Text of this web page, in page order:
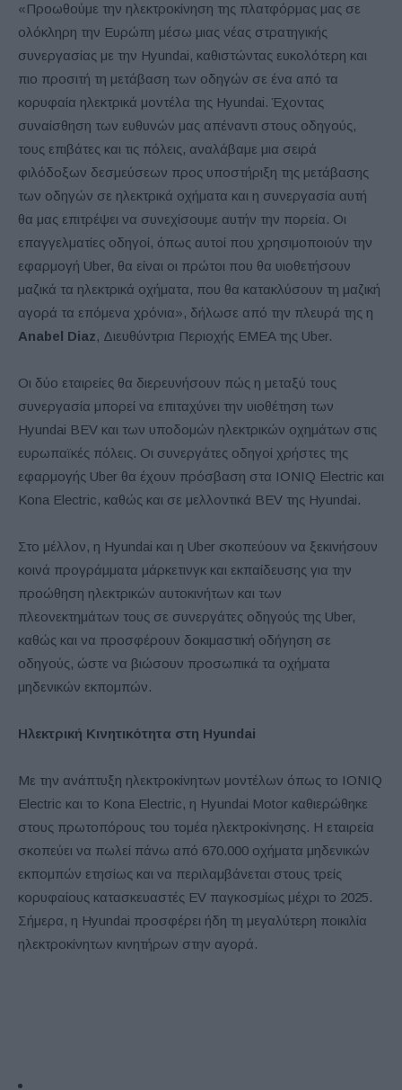
«Προωθούμε την ηλεκτροκίνηση της πλατφόρμας μας σε
ολόκληρη την Ευρώπη μέσω μιας νέας στρατηγικής
συνεργασίας με την Hyundai, καθιστώντας ευκολότερη και
πιο προσιτή τη μετάβαση των οδηγών σε ένα από τα
κορυφαία ηλεκτρικά μοντέλα της Hyundai. Έχοντας
συναίσθηση των ευθυνών μας απέναντι στους οδηγούς,
τους επιβάτες και τις πόλεις, αναλάβαμε μια σειρά
φιλόδοξων δεσμεύσεων προς υποστήριξη της μετάβασης
των οδηγών σε ηλεκτρικά οχήματα και η συνεργασία αυτή
θα μας επιτρέψει να συνεχίσουμε αυτήν την πορεία. Οι
επαγγελματίες οδηγοί, όπως αυτοί που χρησιμοποιούν την
εφαρμογή Uber, θα είναι οι πρώτοι που θα υιοθετήσουν
μαζικά τα ηλεκτρικά οχήματα, που θα κατακλύσουν τη μαζική
αγορά τα επόμενα χρόνια», δήλωσε από την πλευρά της η
Anabel Diaz, Διευθύντρια Περιοχής EMEA της Uber.
Οι δύο εταιρείες θα διερευνήσουν πώς η μεταξύ τους
συνεργασία μπορεί να επιταχύνει την υιοθέτηση των
Hyundai BEV και των υποδομών ηλεκτρικών οχημάτων στις
ευρωπαϊκές πόλεις. Οι συνεργάτες οδηγοί χρήστες της
εφαρμογής Uber θα έχουν πρόσβαση στα IONIQ Electric και
Kona Electric, καθώς και σε μελλοντικά BEV της Hyundai.
Στο μέλλον, η Hyundai και η Uber σκοπεύουν να ξεκινήσουν
κοινά προγράμματα μάρκετινγκ και εκπαίδευσης για την
προώθηση ηλεκτρικών αυτοκινήτων και των
πλεονεκτημάτων τους σε συνεργάτες οδηγούς της Uber,
καθώς και να προσφέρουν δοκιμαστική οδήγηση σε
οδηγούς, ώστε να βιώσουν προσωπικά τα οχήματα
μηδενικών εκπομπών.
Ηλεκτρική Κινητικότητα στη Hyundai
Με την ανάπτυξη ηλεκτροκίνητων μοντέλων όπως το IONIQ
Electric και το Kona Electric, η Hyundai Motor καθιερώθηκε
στους πρωτοπόρους του τομέα ηλεκτροκίνησης. Η εταιρεία
σκοπεύει να πωλεί πάνω από 670.000 οχήματα μηδενικών
εκπομπών ετησίως και να περιλαμβάνεται στους τρείς
κορυφαίους κατασκευαστές EV παγκοσμίως μέχρι το 2025.
Σήμερα, η Hyundai προσφέρει ήδη τη μεγαλύτερη ποικιλία
ηλεκτροκίνητων κινητήρων στην αγορά.